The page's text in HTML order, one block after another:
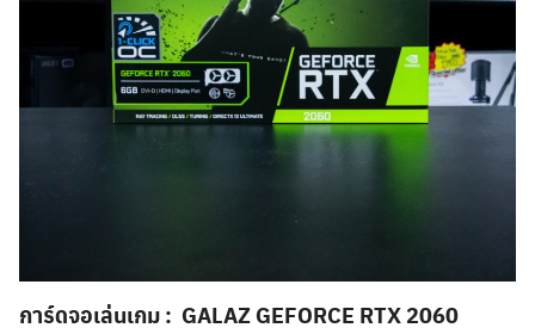
การ์ดจอเล่นเกม: GALAZ GEFORCE RTX 2060